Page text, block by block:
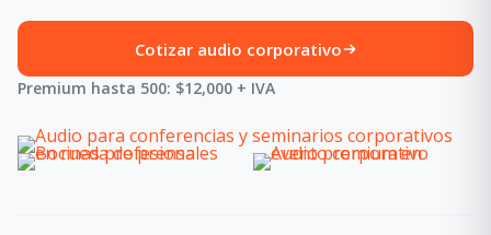
Cotizar audio corporativo
Premium hasta 500: $12,000 + IVA